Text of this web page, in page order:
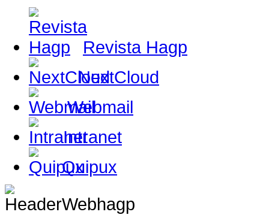
Revista Hagp
NextCloud
Webmail
Intranet
Quipux